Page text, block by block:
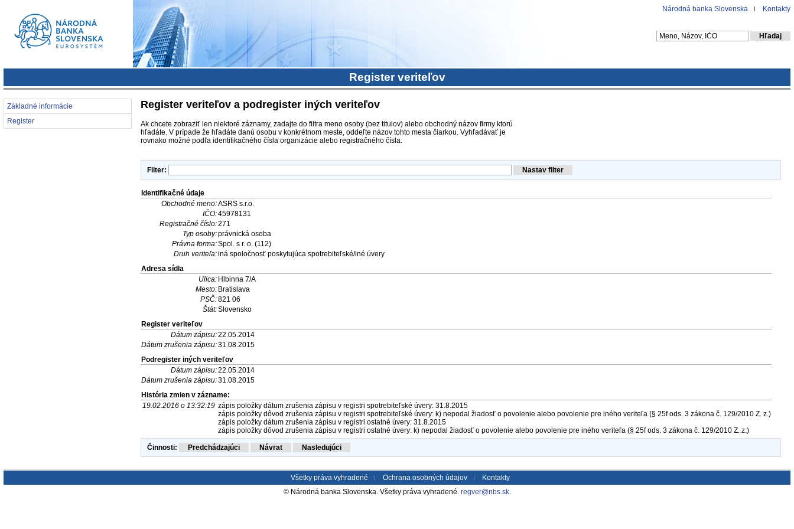
Národná banka Slovenska Kontakty
Register veriteľov
Základné informácie
Register
Register veriteľov a podregister iných veriteľov
Ak chcete zobraziť len niektoré záznamy, zadajte do filtra meno osoby (bez titulov) alebo obchodný názov firmy ktorú
hľadáte. V prípade že hľadáte danú osobu v konkrétnom meste, oddeľte názov tohto mesta čiarkou. Vyhľadávať je
rovnako možné podľa identifikačného čísla organizácie alebo registračného čísla.
Filter:
Identifikačné údaje
Obchodné meno:ASRS s.r.o.
IČO:45978131
Registračné číslo:271
Typ osoby:právnická osoba
Právna forma:Spol. s r. o. (112)
Druh veriteľa:iná spoločnosť poskytujúca spotrebiteľské/iné úvery
Adresa sídla
Ulica: Hlbinna 7/A
Mesto: Bratislava
PSČ:821 06
Štát:Slovensko
Register veriteľov
Dátum zápisu:22.05.2014
Dátum zrušenia zápisu:31.08.2015
Podregister iných veriteľov
Dátum zápisu:22.05.2014
Dátum zrušenia zápisu:31.08.2015
História zmien v zázname:
19.02.2016 o 13:32:19 zápis položky dátum zrušenia zápisu v registri spotrebiteľské úvery: 31.8.2015
zápis položky dôvod zrušenia zápisu v registri spotrebiteľské úvery: k) nepodal žiadosť o povolenie alebo povolenie pre iného veriteľa (§ 25f ods. 3 zákona č. 129/2010 Z. z.)
zápis položky dátum zrušenia zápisu v registri ostatné úvery: 31.8.2015
zápis položky dôvod zrušenia zápisu v registri ostatné úvery: k) nepodal žiadosť o povolenie alebo povolenie pre iného veriteľa (§ 25f ods. 3 zákona č. 129/2010 Z. z.)
Činnosti:
Všetky práva vyhradené Ochrana osobných údajov
Kontakty
© Národná banka Slovenska. Všetky práva vyhradené. regver@nbs.sk.